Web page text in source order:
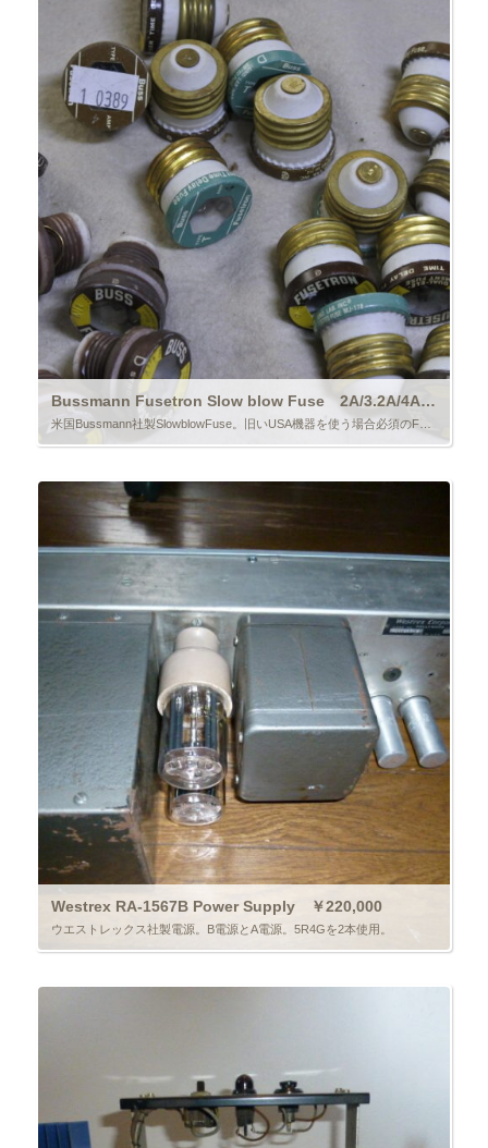
Bussmann Fusetron Slow blow Fuse 2A/3.2A/4A/4.5A/5A ￥5,500/Each
Westrex RA-1567B Power Supply ￥220,000
ウエストレックス社製電源。B電源とA電源。5R4Gを2本使用。